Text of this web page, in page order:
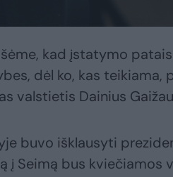
kad įstatymo
dėl ko, kas teikiama,
valstietis Dainius
buvo išklausyti
į Seimą bus kviečiamos